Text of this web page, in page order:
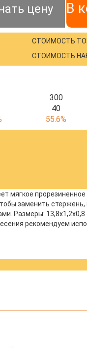
цену В
СТОИМОСТЬ
СТОИМОСТЬ
300
40
55.6%
мягкое
заменить
Размеры:
рекомендуем